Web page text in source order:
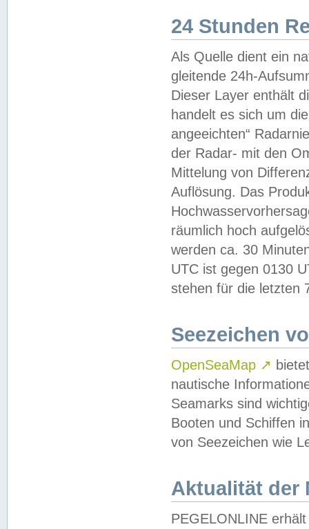
24 Stunden
Als Quelle dient ein
gleitende 24h-
Dieser Layer enthält
handelt es sich um
angeeichten“
der Radar- mit den
Mittelung von
Auflösung. Das
räumlich hoch
werden ca. 30
UTC ist gegen 0130
stehen für die letzten
Seezeichen
OpenSeaMap ↗
nautische
Seamarks sind
Booten und Schiffen
von Seezeichen wie
Aktualität der
PEGELONLINE